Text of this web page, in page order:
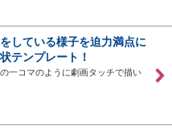
している様子を迫力満点に
テンプレート！
一コマのように劇画タッチで描い